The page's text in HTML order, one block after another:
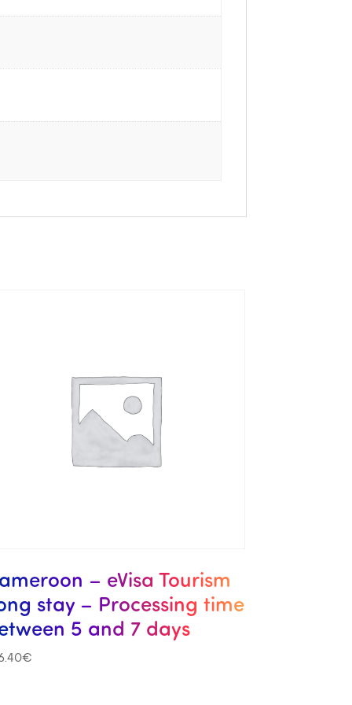
– eVisa Tourism
stay – Processing time
5 and 7 days
€